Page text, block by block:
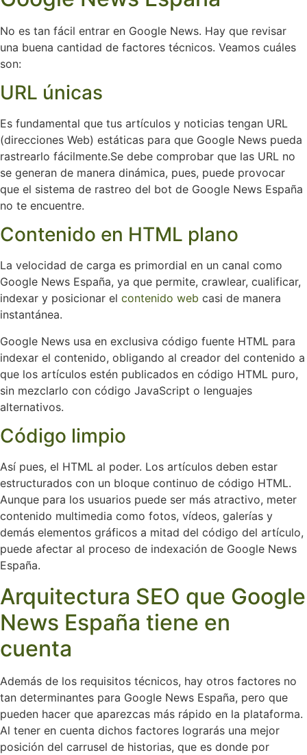
No es tan fácil entrar en Google News. Hay que revisar
una buena cantidad de factores técnicos. Veamos cuáles
son:
URL únicas
Es fundamental que tus artículos y noticias tengan URL
(direcciones Web) estáticas para que Google News pueda
rastrearlo fácilmente.Se debe comprobar que las URL no
se generan de manera dinámica, pues, puede provocar
que el sistema de rastreo del bot de Google News España
no te encuentre.
Contenido en HTML plano
La velocidad de carga es primordial en un canal como
Google News España, ya que permite, crawlear, cualificar,
indexar y posicionar el contenido web casi de manera
instantánea.
Google News usa en exclusiva código fuente HTML para
indexar el contenido, obligando al creador del contenido a
que los artículos estén publicados en código HTML puro,
sin mezclarlo con código JavaScript o lenguajes
alternativos.
Código limpio
Así pues, el HTML al poder. Los artículos deben estar
estructurados con un bloque continuo de código HTML.
Aunque para los usuarios puede ser más atractivo, meter
contenido multimedia como fotos, vídeos, galerías y
demás elementos gráficos a mitad del código del artículo,
puede afectar al proceso de indexación de Google News
España.
Arquitectura SEO que Google
News España tiene en
cuenta
Además de los requisitos técnicos, hay otros factores no
tan determinantes para Google News España, pero que
pueden hacer que aparezcas más rápido en la plataforma.
Al tener en cuenta dichos factores lograrás una mejor
posición del carrusel de historias, que es donde por